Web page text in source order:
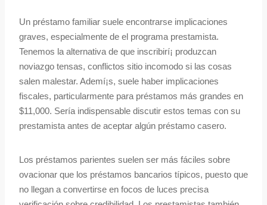
Un préstamo familiar suele encontrarse implicaciones
graves, especialmente de el programa prestamista.
Tenemos la alternativa de que inscribirí¡ produzcan
noviazgo tensas, conflictos sitio incomodo si las cosas
salen malestar. Ademí¡s, suele haber implicaciones
fiscales, particularmente para préstamos más grandes en
$11,000. Serí­a indispensable discutir estos temas con su
prestamista antes de aceptar algún préstamo casero.
Los préstamos parientes suelen ser más fáciles sobre
ovacionar que los préstamos bancarios tí­picos, puesto que
no llegan a convertirse en focos de luces precisa